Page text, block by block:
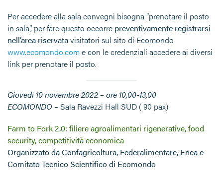
Per accedere alla sala convegni bisogna “prenotare il posto
in sala”, per fare questo occorre preventivamente registrarsi
nell’area riservatavisitatori sul sito di Ecomondo
www.ecomondo.come con le credenziali accedere ai diversi
link per prenotare il posto.
Giovedì 10 novembre 2022 – ore 10,00-13,00
ECOMONDO – Sala Ravezzi Hall SUD ( 90 pax)
Farm to Fork 2.0: filiere agroalimentari rigenerative, food
security, competitività economica
Organizzato da Confagricoltura, Federalimentare, Enea e
Comitato Tecnico Scientifico di Ecomondo